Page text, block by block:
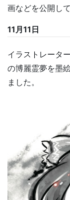
画などを公開し
11月11日
イラストレータ
の博麗霊夢を墨
ました。